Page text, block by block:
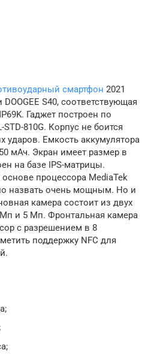
смартфон 2021
S40, соответствующая
Гаджет построен по
810G. Корпус не боится
ударов. Емкость аккумулятора
мАч. Экран имеет размер в
на базе IPS-матрицы.
процессора MediaTek
назвать очень мощным. Но и
камера состоит из двух
и 5 Мп. Фронтальная камера
с разрешением в 8
поддержку NFC для